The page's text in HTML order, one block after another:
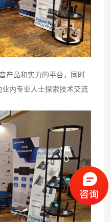
产品和实力的平台，同时
内专业人士探索技术交流